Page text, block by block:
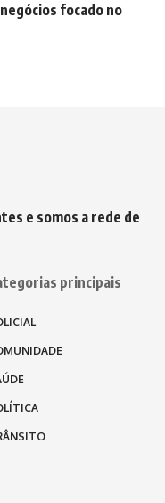
focado no
e somos a rede de
principais